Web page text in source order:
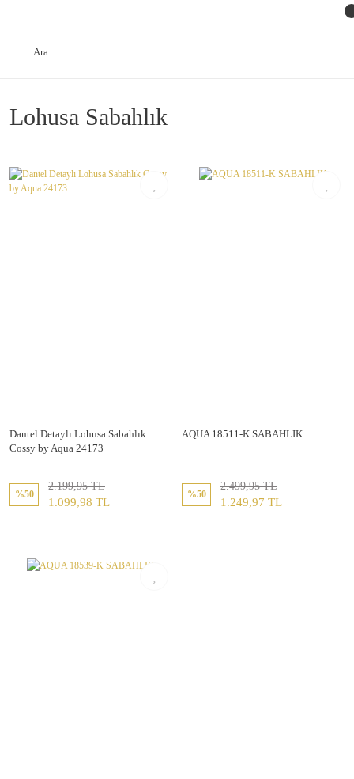
Lohusa Sabahlık
Dantel Detaylı Lohusa Sabahlık
Cossy by Aqua 24173
%50
2.199,95 TL
1.099,98 TL
AQUA 18511-K SABAHLIK
%50
2.499,95 TL
1.249,97 TL